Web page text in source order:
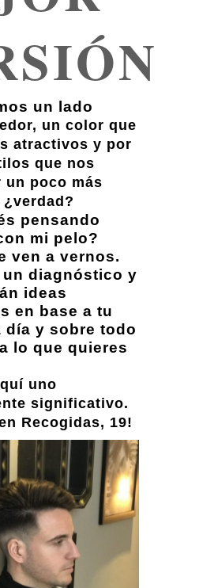
un lado
un color que
atractivos y por
que nos
un poco más
pensando
mi pelo?
ven a vernos.
un diagnóstico y
ideas
en base a tu
día y sobre todo
lo que quieres
uno
significativo.
Recogidas, 19!